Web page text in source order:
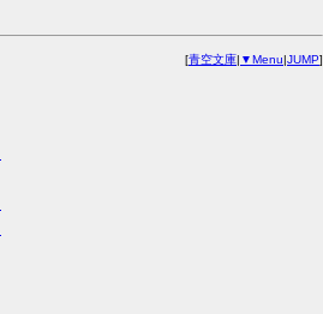
[青空文庫| ▼Menu|JUMP]